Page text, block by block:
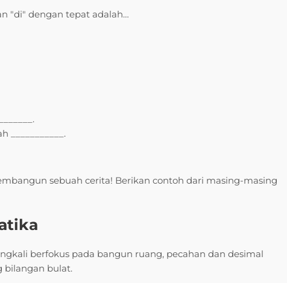
"di" dengan tepat adalah…
___________.
sebuah cerita! Berikan contoh dari masing-masing
berfokus pada bangun ruang, pecahan dan desimal
bilangan bulat.